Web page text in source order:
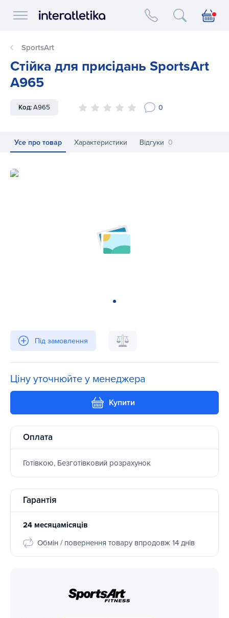
Interatletika logo
SportsArt
Стійка для присідань SportsArt
A965
Код:A965 0
Усе про товар Характеристики Відгуки 0
Стійка для присідань SportsArt A965
Під замовлення
Ціну уточнюйте у менеджера
Купити
Оплата
Готівкою, Безготівковий розрахунок
Гарантія
24 месяцамісяців
Обмін / повернення товару впродовж 14 днів